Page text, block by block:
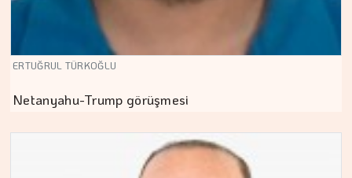
ERTUĞRUL TÜRKOĞLU
Netanyahu-Trump görüşmesi